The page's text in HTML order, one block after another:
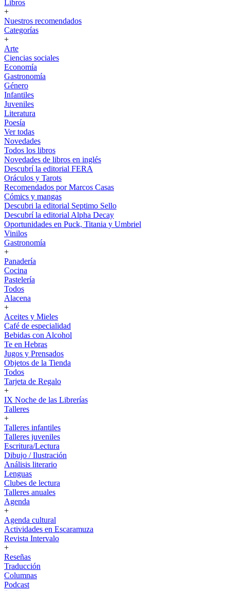
Libros
+
Nuestros recomendados
Categorías
+
Arte
Ciencias sociales
Economía
Gastronomía
Género
Infantiles
Juveniles
Literatura
Poesía
Ver todas
Novedades
Todos los libros
Novedades de libros en inglés
Descubrí la editorial FERA
Oráculos y Tarots
Recomendados por Marcos Casas
Cómics y mangas
Descubri la editorial Septimo Sello
Descubrí la editorial Alpha Decay
Oportunidades en Puck, Titania y Umbriel
Vinilos
Gastronomía
+
Panadería
Cocina
Pastelería
Todos
Alacena
+
Aceites y Mieles
Café de especialidad
Bebidas con Alcohol
Te en Hebras
Jugos y Prensados
Objetos de la Tienda
Todos
Tarjeta de Regalo
+
IX Noche de las Librerías
Talleres
+
Talleres infantiles
Talleres juveniles
Escritura/Lectura
Dibujo / Ilustración
Análisis literario
Lenguas
Clubes de lectura
Talleres anuales
Agenda
+
Agenda cultural
Actividades en Escaramuza
Revista Intervalo
+
Reseñas
Traducción
Columnas
Podcast